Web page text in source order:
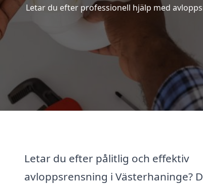
Letar du efter professionell hjälp med
Letar du efter pålitlig och effektiv
avloppsrensning i Västerhaninge?